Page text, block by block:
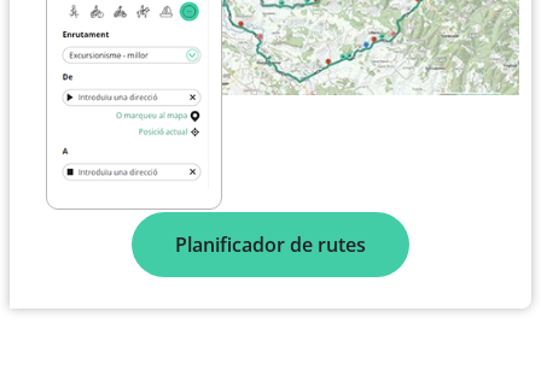
Planificador de rutes